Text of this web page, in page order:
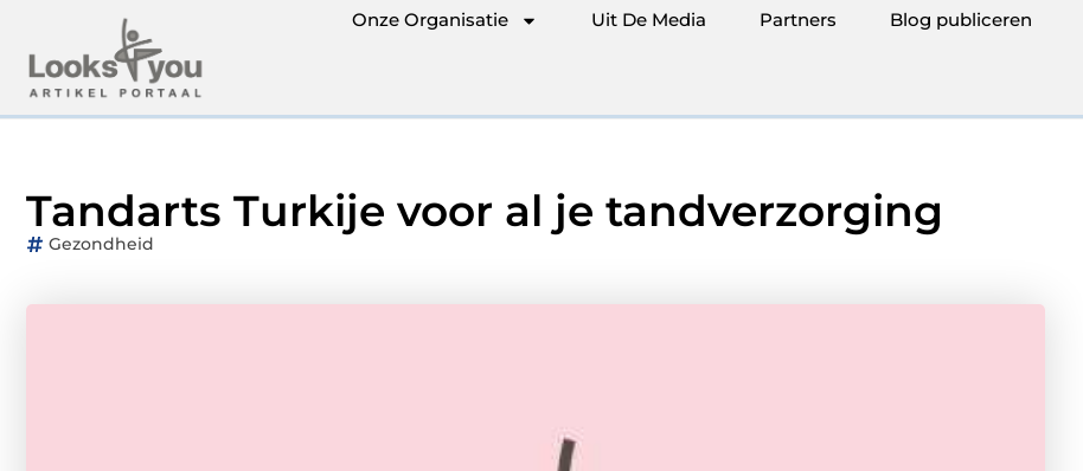
Onze Organisatie Uit De Media Partners Blog publiceren
Tandarts Turkije voor al je tandverzorging
Gezondheid